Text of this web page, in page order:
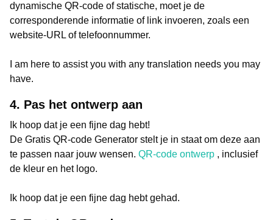
dynamische QR-code of statische, moet je de
corresponderende informatie of link invoeren, zoals een
website-URL of telefoonnummer.
I am here to assist you with any translation needs you may
have.
4. Pas het ontwerp aan
Ik hoop dat je een fijne dag hebt!
De Gratis QR-code Generator stelt je in staat om deze aan
te passen naar jouw wensen. QR-code ontwerp , inclusief
de kleur en het logo.
Ik hoop dat je een fijne dag hebt gehad.